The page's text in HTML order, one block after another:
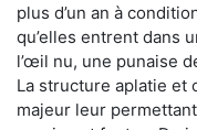
plus d’un an à
qu’elles entrent dans
l’œil nu, une punaise
La structure aplatie et
majeur leur